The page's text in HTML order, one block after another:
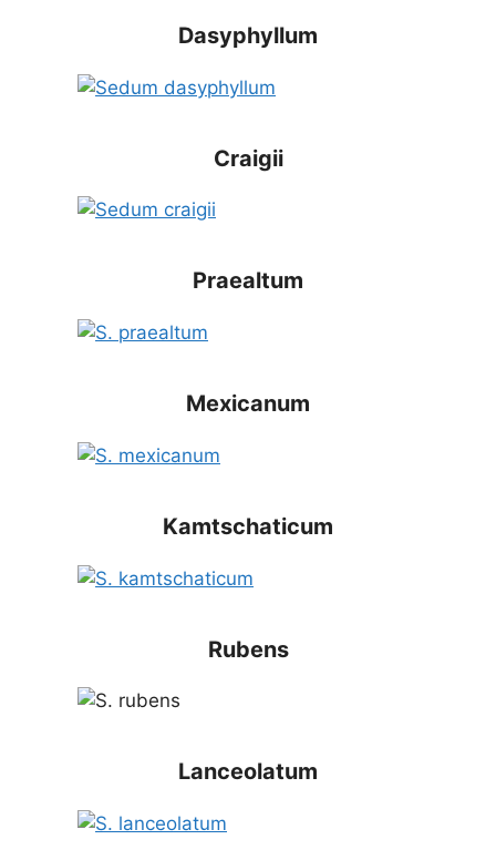
Dasyphyllum
Craigii
Praealtum
Mexicanum
Kamtschaticum
Rubens
Lanceolatum